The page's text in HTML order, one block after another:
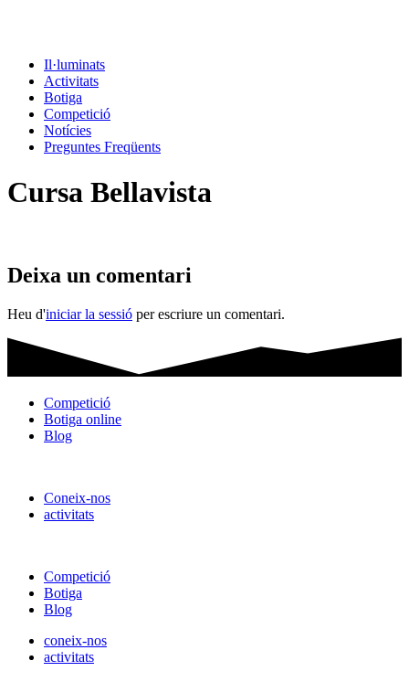
Il·luminats
Activitats
Botiga
Competició
Notícies
Preguntes Freqüents
Cursa Bellavista
Deixa un comentari
Heu d'iniciar la sessió per escriure un comentari.
Competició
Botiga online
Blog
Coneix-nos
activitats
Competició
Botiga
Blog
coneix-nos
activitats